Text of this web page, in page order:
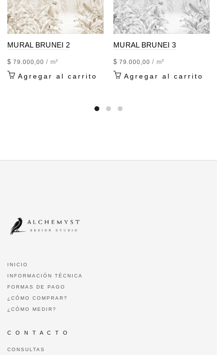
MURAL BRUNEI 2
$ 79.000,00 / m²
Agregar al carrito
MURAL BRUNEI 3
$ 79.000,00 / m²
Agregar al carrito
INICIO
INFORMACIÓN TÉCNICA
FORMAS DE PAGO
¿CÓMO COMPRAR?
¿CÓMO MEDIR?
C O N T A C T O
CONSULTAS